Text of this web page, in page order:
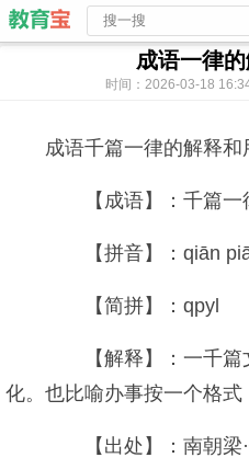
成语一律
时间：2026-03-18
成语千篇一律的解释和
【成语】：千篇一
【拼音】：qiān
【简拼】：qpyl
【解释】：一千篇
化。也比喻办事按一个格式
【出处】：南朝梁·